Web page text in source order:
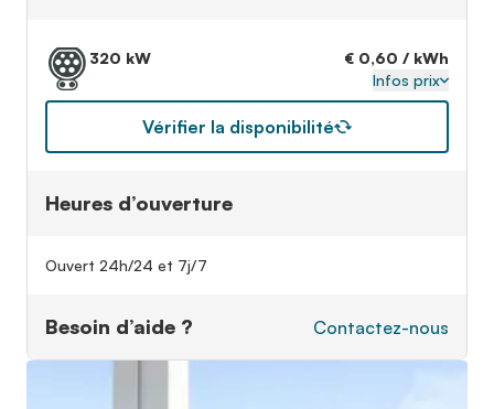
320 kW
€ 0,60 / kWh
Infos prix
Vérifier la disponibilité
Heures d’ouverture
Ouvert 24h/24 et 7j/7
Besoin d’aide ? Contactez-nous